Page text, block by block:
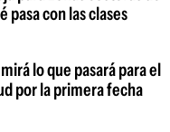
pasa con las clases
lo que pasará para el
por la primera fecha